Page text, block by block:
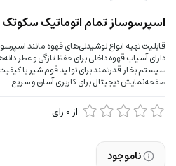
اسپرسوساز تمام اتوماتیک سکوتک
قابلیت تهیه انواع نوشیدنی‌های قهوه مانند
دارای آسیاب قهوه داخلی برای حفظ تازگی و عطر
سیستم بخار قدرتمند برای تولید فوم شیر با کیفیت
صفحه‌نمایش دیجیتال برای کاربری آسان و سریع
از 0 رای
ناموجود